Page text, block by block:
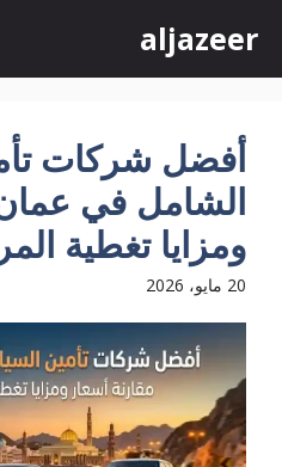
إلى
المحتوى
aljazeer
أفضل شركات
الشامل في
ومزايا تغطية
20 مايو، 2026